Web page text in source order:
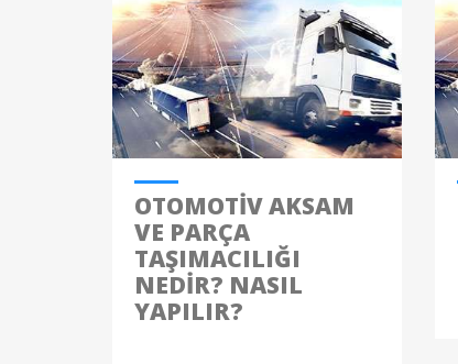
OTOMOTIV AKSAM
VE PARÇA
TAŞIMACILIĞI
NEDIR? NASIL
YAPILIR?